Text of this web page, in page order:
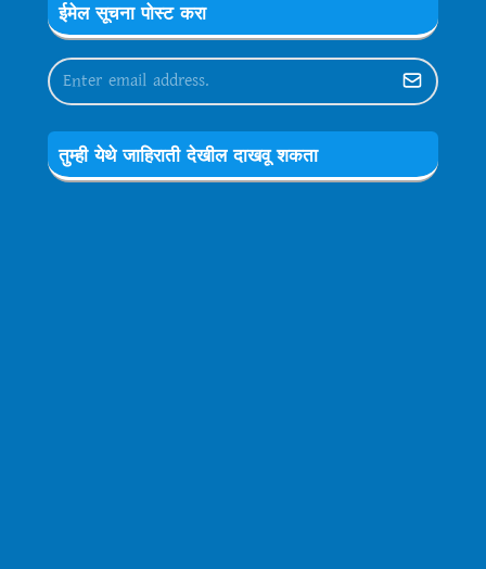
ईमेल सूचना पोस्ट करा
तुम्ही येथे जाहिराती देखील दाखवू शकता